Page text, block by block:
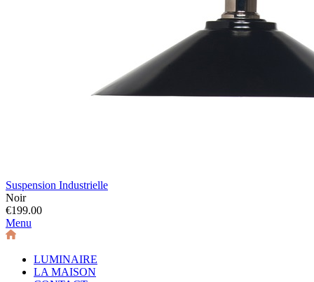
Suspension Industrielle
Noir
€199.00
Menu
LUMINAIRE
LA MAISON